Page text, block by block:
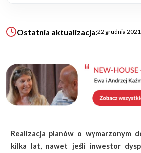
O NAS
KONAKT
Ostatnia aktualizacja:22 grudnia 2021
Realizacja planów o wymarzonym
kilka lat, nawet jeśli inwestor